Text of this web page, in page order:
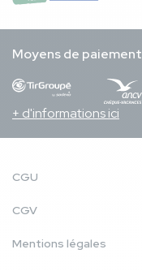
Moyens de paiement
+ d'informations ici
CGU
CGV
Mentions légales